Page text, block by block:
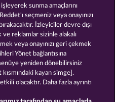
FRUITS & WILDS 2
Beyanı Künye
sunma amaçlarını
seçmeniz veya onayınızı
İzleyiciler devre dışı
ve reklamlar sizinle alakalı
veya onayınızı geri çekmek
Yönet bağlantısına
yeniden dönebilirsiniz
kısmındaki kayan simge].
olacaktır. Daha fazla ayrıntı